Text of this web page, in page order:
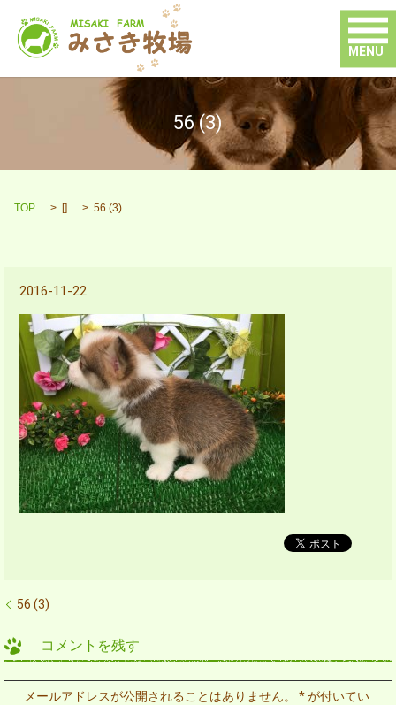
MENU
56 (3)
TOP [] 56 (3)
2016-11-22
56 (3)
コメントを残す
メールアドレスが公開されることはありません。 *が付いてい